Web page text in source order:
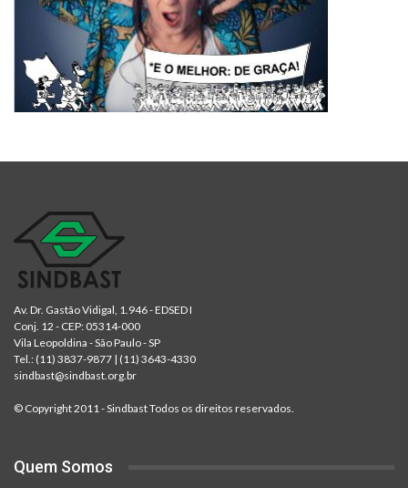
Av. Dr. Gastão Vidigal, 1.946 - EDSED I
Conj. 12 - CEP: 05314-000
Vila Leopoldina - São Paulo - SP
Tel.: (11) 3837-9877 | (11) 3643-4330
sindbast@sindbast.org.br
© Copyright 2011 - Sindbast Todos os direitos reservados.
Quem Somos